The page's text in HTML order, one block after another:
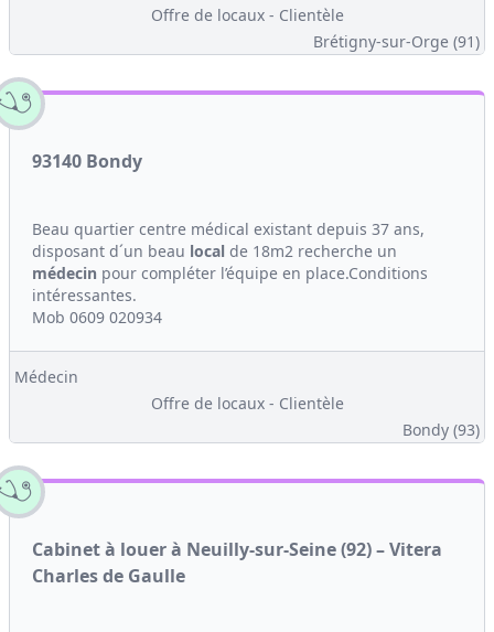
Offre de locaux - Clientèle
Brétigny-sur-Orge (91)
93140 Bondy
Beau quartier centre médical existant depuis 37 ans,
disposant d´un beau local de 18m2 recherche un
médecin pour compléter l’équipe en place.Conditions
intéressantes.
Mob 0609 020934
Médecin
Offre de locaux - Clientèle
Bondy (93)
Cabinet à louer à Neuilly-sur-Seine (92) – Vitera
Charles de Gaulle